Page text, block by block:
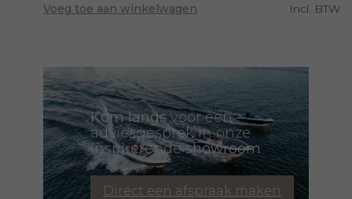
Voeg toe aan winkelwagen Incl. BTW
Kom langsvoor een
adviesgesprek in onze
inspirerendeshowroom
Direct een afspraak maken